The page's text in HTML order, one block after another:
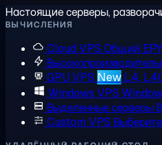
Настоящие серверы,
ВЫЧИСЛЕНИЯ
Cloud VPS Общий
GPU VPS New L4,
Windows VPS
Выделенные серверы
Custom VPS